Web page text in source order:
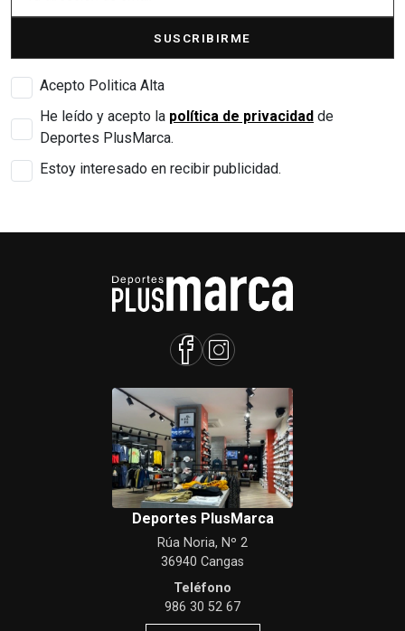
SUSCRIBIRME
Acepto Politica Alta
He leído y acepto la política de privacidad de
Deportes PlusMarca.
Estoy interesado en recibir publicidad.
Deportes PlusMarca
Rúa Noria, Nº 2
36940 Cangas
Teléfono
986 30 52 67